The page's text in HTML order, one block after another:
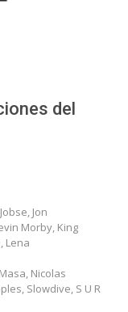
del
Jon
Morby, King
Lena
Nicolas
Slowdive, S U R